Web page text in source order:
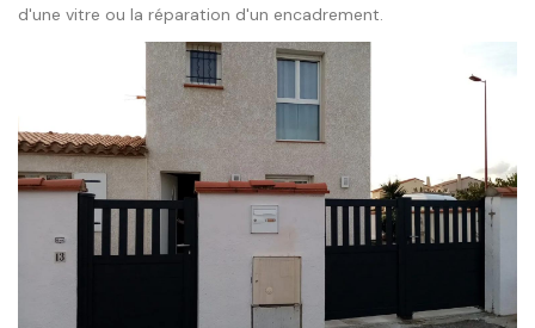
d'une vitre ou la réparation d'un encadrement.